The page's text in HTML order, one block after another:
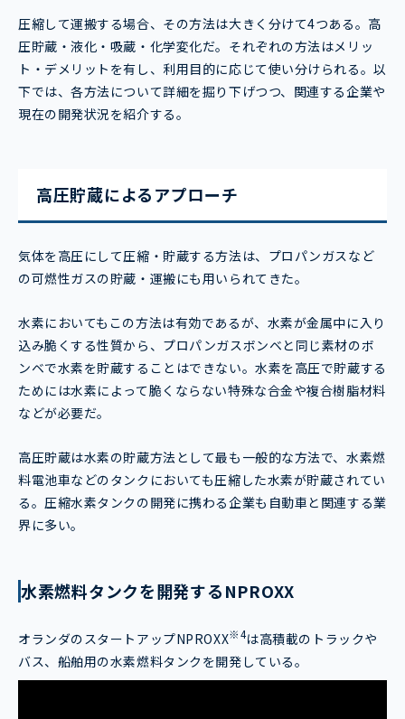
圧縮して運搬する場合、その方法は大きく分けて4つある。高
圧貯蔵・液化・吸蔵・化学変化だ。それぞれの方法はメリッ
ト・デメリットを有し、利用目的に応じて使い分けられる。以
下では、各方法について詳細を掘り下げつつ、関連する企業や
現在の開発状況を紹介する。
高圧貯蔵によるアプローチ
気体を高圧にして圧縮・貯蔵する方法は、プロパンガスなど
の可燃性ガスの貯蔵・運搬にも用いられてきた。
水素においてもこの方法は有効であるが、水素が金属中に入り
込み脆くする性質から、プロパンガスボンベと同じ素材のボ
ンベで水素を貯蔵することはできない。水素を高圧で貯蔵する
ためには水素によって脆くならない特殊な合金や複合樹脂材料
などが必要だ。
高圧貯蔵は水素の貯蔵方法として最も一般的な方法で、水素燃
料電池車などのタンクにおいても圧縮した水素が貯蔵されてい
る。圧縮水素タンクの開発に携わる企業も自動車と関連する業
界に多い。
水素燃料タンクを開発するNPROXX
オランダのスタートアップNPROXX※4は高積載のトラックや
バス、船舶用の水素燃料タンクを開発している。